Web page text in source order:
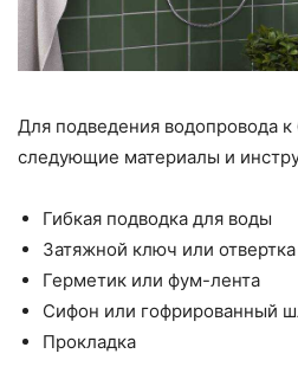
Для подведения водопровода к
следующие материалы и
Гибкая подводка для воды
Затяжной ключ или отвертка
Герметик или фум-лента
Сифон или гофрированный
Прокладка